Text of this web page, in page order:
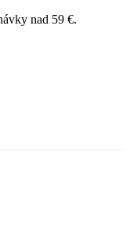
nad 59 €.